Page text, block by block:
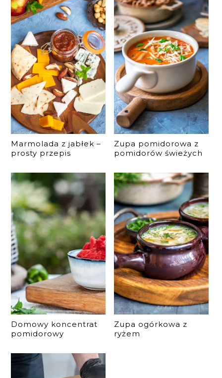
Marmolada z jabłek –
prosty przepis
Zupa pomidorowa z
pomidorów świeżych
Domowy koncentrat
pomidorowy
Zupa ogórkowa z
ryżem